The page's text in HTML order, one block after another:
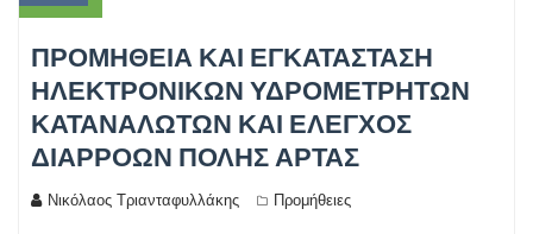
ΠΡΟΜΗΘΕΙΑ ΚΑΙ ΕΓΚΑΤΑΣΤΑΣΗ
ΗΛΕΚΤΡΟΝΙΚΩΝ ΥΔΡΟΜΕΤΡΗΤΩΝ
ΚΑΤΑΝΑΛΩΤΩΝ ΚΑΙ ΕΛΕΓΧΟΣ
ΔΙΑΡΡΟΩΝ ΠΟΛΗΣ ΑΡΤΑΣ
Νικόλαος Τριανταφυλλάκης Προμήθειες